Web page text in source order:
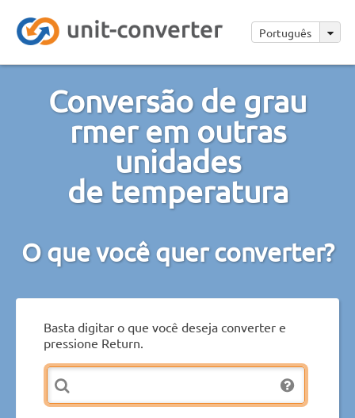
Português
Conversão de grau
rmer em outras
unidades
de temperatura
O que você quer converter?
Basta digitar o que você deseja converter e
pressione Return.